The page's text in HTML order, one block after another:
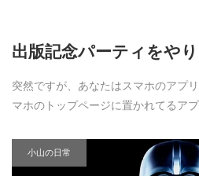
出版記念パーティをやり
突然ですが、あなたはスマホのアプ
マホのトップページに置かれてるア
小山の日常